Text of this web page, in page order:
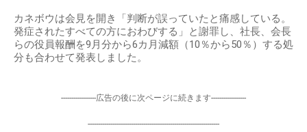
カネボウは会見を開き「判断が誤っていたと痛感している。
発症されたすべての方におわびする」と謝罪し、社長、会長
らの役員報酬を9月分から6カ月減額（10％から50％）する処
分も合わせて発表しました。
-----------------広告の後に次ページに続きます-----------------
----------------------------------------------------------------